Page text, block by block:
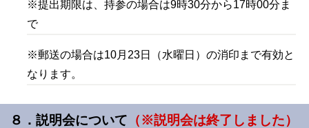
※提出期限は、持参の場合は9時30分から17時00分ま
で
※郵送の場合は10月23日（水曜日）の消印まで有効と
なります。
８．説明会について （※説明会は終了しました）